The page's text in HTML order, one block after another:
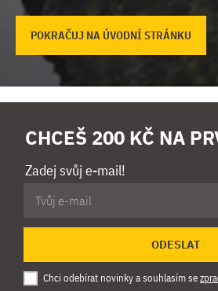
POKRAČUJ NA ÚVODNÍ STRÁNKU
CHCEŠ 200 KČ NA
Zadej svůj e-mail!
ODESLAT
Chci odebírat novinky a souhlasím se